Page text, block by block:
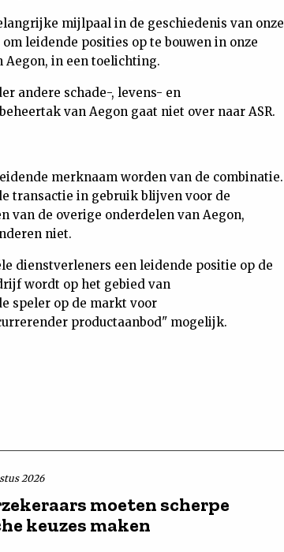
mijlpaal in de geschiedenis van onze
leidende posities op te bouwen in onze
Aegon, in een toelichting.
andere schade-, levens- en
van Aegon gaat niet over naar ASR.
merknaam worden van de combinatie.
transactie in gebruik blijven voor de
van de overige onderdelen van Aegon,
niet.
dienstverleners een leidende positie op de
wordt op het gebied van
speler op de markt voor
productaanbod" mogelijk.
2026
moeten scherpe
keuzes maken